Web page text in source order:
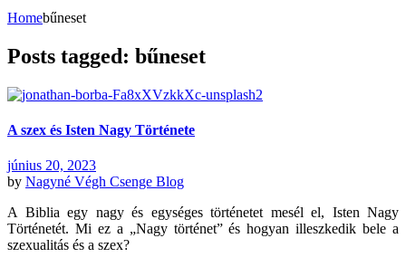
Homebűneset
Posts tagged: bűneset
A szex és Isten Nagy Története
június 20, 2023
by Nagyné Végh Csenge Blog
A Biblia egy nagy és egységes történetet mesél el, Isten Nagy
Történetét. Mi ez a „Nagy történet” és hogyan illeszkedik bele a
szexualitás és a szex?